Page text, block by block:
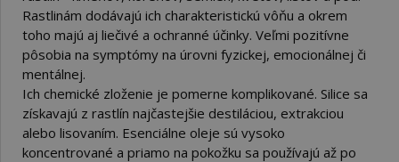
Rastlinám dodávajú ich charakteristickú vôňu a okrem
toho majú aj liečivé a ochranné účinky. Veľmi pozitívne
pôsobia na symptómy na úrovni fyzickej, emocionálnej či
mentálnej.
Ich chemické zloženie je pomerne komplikované. Silice sa
získavajú z rastlín najčastejšie destiláciou, extrakciou
alebo lisovaním. Esenciálne oleje sú vysoko
koncentrované a priamo na pokožku sa používajú až po